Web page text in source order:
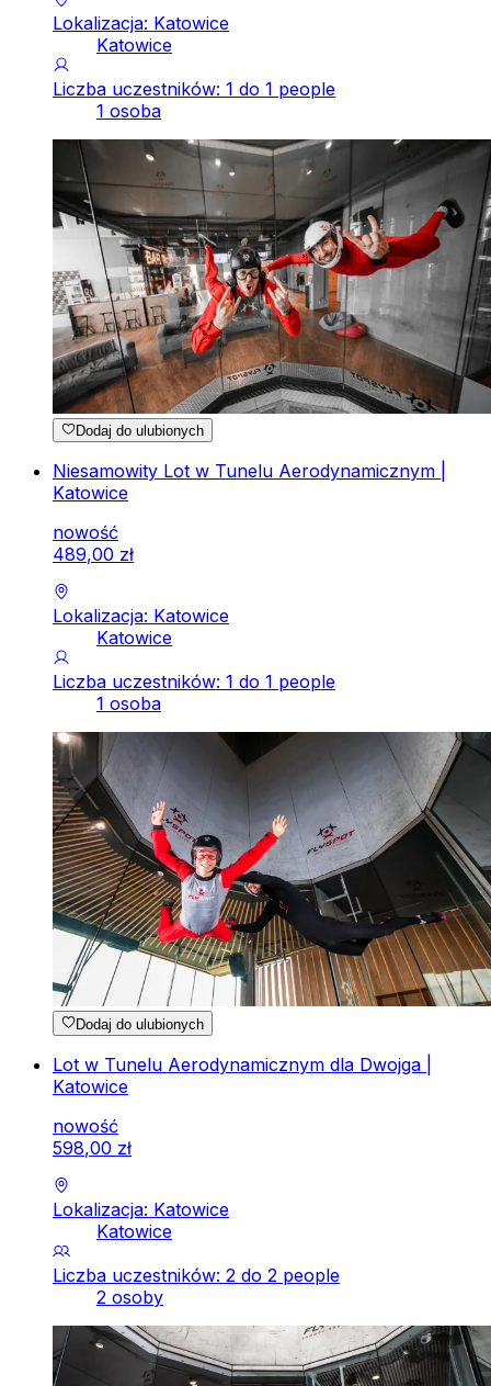
Lokalizacja: Katowice
Katowice
Liczba uczestników: 1 do 1 people
1 osoba
Dodaj do ulubionych
Niesamowity Lot w Tunelu Aerodynamicznym |
Katowice
nowość
489,00 zł
Lokalizacja: Katowice
Katowice
Liczba uczestników: 1 do 1 people
1 osoba
Dodaj do ulubionych
Lot w Tunelu Aerodynamicznym dla Dwojga |
Katowice
nowość
598,00 zł
Lokalizacja: Katowice
Katowice
Liczba uczestników: 2 do 2 people
2 osoby